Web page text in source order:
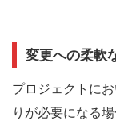
変更への柔軟
プロジェクトに
りが必要になる